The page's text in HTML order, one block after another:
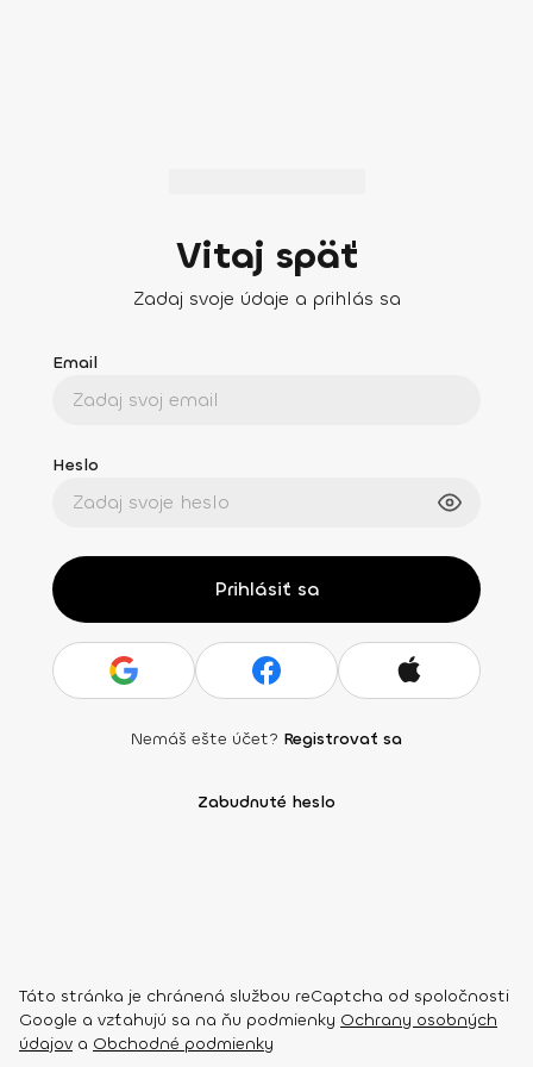
Vitaj späť
Zadaj svoje údaje a prihlás sa
Email
Heslo
Prihlásiť sa
Nemáš ešte účet? Registrovať sa
Zabudnuté heslo
Táto stránka je chránená službou reCaptcha od spoločnosti
Google a vzťahujú sa na ňu podmienky Ochrany osobných
údajov a Obchodné podmienky